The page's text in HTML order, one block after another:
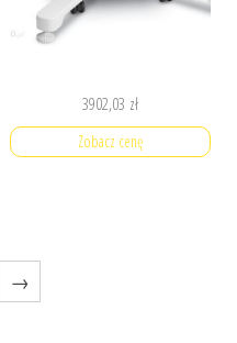
3902,03 zł
Zobacz cenę
→